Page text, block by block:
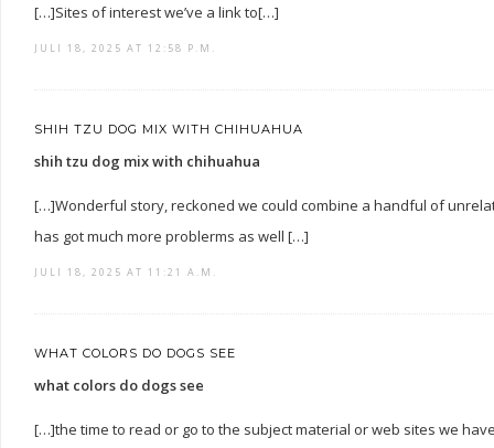
[…]Sites of interest we’ve a link to[…]
JULI 18, 2025 AT 12:58 P.M.
SHIH TZU DOG MIX WITH CHIHUAHUA
shih tzu dog mix with chihuahua
[…]Wonderful story, reckoned we could combine a handful of
has got much more problerms as well […]
JULI 18, 2025 AT 11:21 A.M.
WHAT COLORS DO DOGS SEE
what colors do dogs see
[…]the time to read or go to the subject material or web sites we